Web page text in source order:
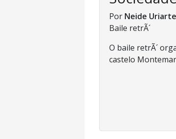
Por Neide Uriarte
Baile retrÃ´
O baile retrÃ´
castelo